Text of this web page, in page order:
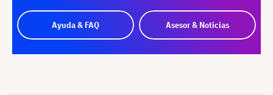
Ayuda & FAQ Asesor & Noticias